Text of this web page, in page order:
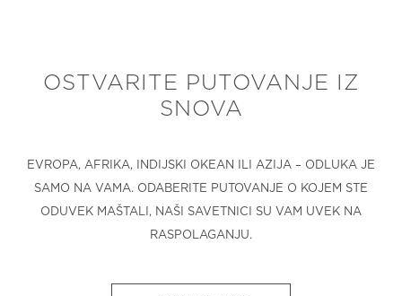
OSTVARITE PUTOVANJE IZ
SNOVA
EVROPA, AFRIKA, INDIJSKI OKEAN ILI AZIJA – ODLUKA JE
SAMO NA VAMA. ODABERITE PUTOVANJE O KOJEM STE
ODUVEK MAŠTALI, NAŠI SAVETNICI SU VAM UVEK NA
RASPOLAGANJU.